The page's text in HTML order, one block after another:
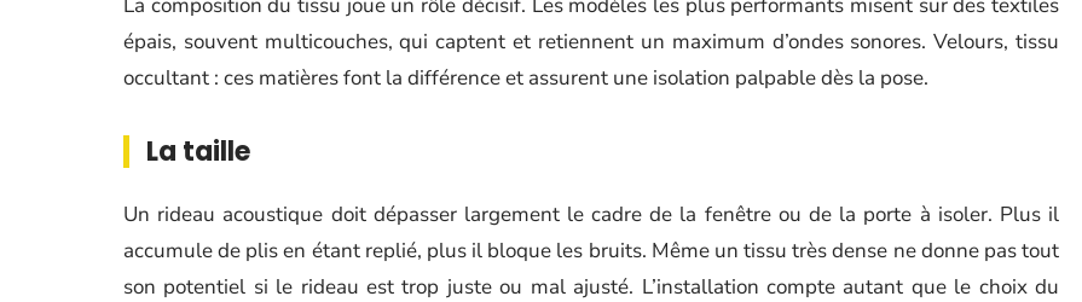
épais, souvent multicouches, qui captent et retiennent un maximum d’ondes sonores. Velours, tissu
occultant : ces matières font la différence et assurent une isolation palpable dès la pose.
La taille
Un rideau acoustique doit dépasser largement le cadre de la fenêtre ou de la porte à isoler. Plus il
accumule de plis en étant replié, plus il bloque les bruits. Même un tissu très dense ne donne pas tout
son potentiel si le rideau est trop juste ou mal ajusté. L’installation compte autant que le choix du